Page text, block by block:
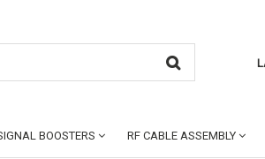
BOOSTERS RF CABLE ASSEMBLY